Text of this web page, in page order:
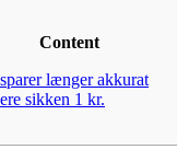
Content
længer akkurat
sikken 1 kr.